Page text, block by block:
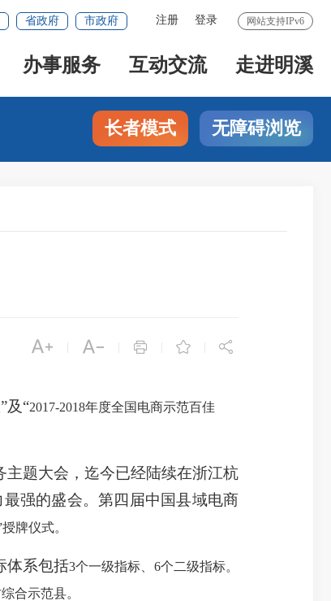
网站支持IPv6
注册 登录
省政府 市政府
办事服务 互动交流 走进明溪
长者模式 无障碍浏览
    
及“2017-2018年度全国电商示范百佳
题大会，迄今已经陆续在浙江杭
强的盛会。第四届中国县域电商
牌仪式。
体系包括3个一级指标、 6个二级指标。
合示范县。